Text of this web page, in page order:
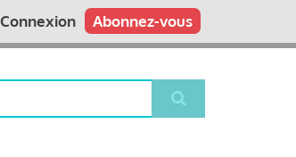
Abonnez-vous
Connexion